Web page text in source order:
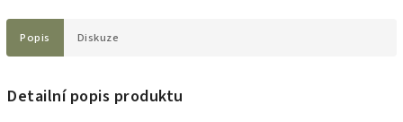
Popis Diskuze
Detailní popis produktu